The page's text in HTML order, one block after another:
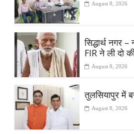
August 8, 2026
सिद्धार्थ नगर
FIR ने ली दो
August 8, 2026
तुलसियापुर में
August 8, 2026